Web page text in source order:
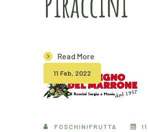
Read More
11 Feb, 2022
FOSCHINIFRUTTA